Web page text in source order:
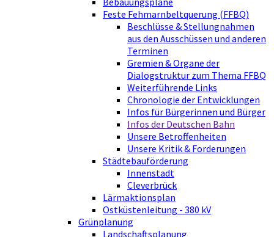
Feste Fehmarnbeltquerung (FFBQ)
Beschlüsse & Stellungnahmen
aus den Ausschüssen und anderen
Terminen
Gremien & Organe der
Dialogstruktur zum Thema FFBQ
Weiterführende Links
Chronologie der Entwicklungen
Infos für Bürgerinnen und Bürger
Infos der Deutschen Bahn
Unsere Betroffenheiten
Unsere Kritik & Forderungen
Städtebauförderung
Innenstadt
Cleverbrück
Lärmaktionsplan
Ostküstenleitung - 380 kV
Grünplanung
Landschaftsplanung